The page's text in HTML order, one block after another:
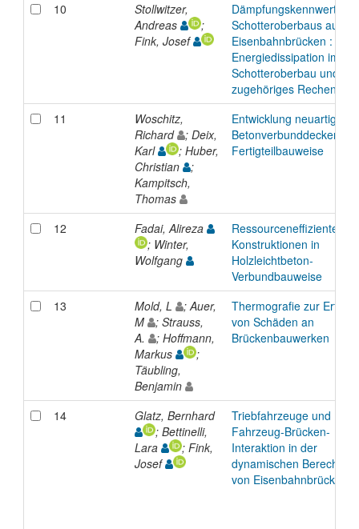
10
Stollwitzer,
Andreas
;
Fink, Josef
Dämpfungskennwerte
Schotteroberbaus auf
Eisenbahnbrücken : Teil
Energiedissipation im
Schotteroberbau und
zugehöriges
11
Woschitz,
Richard
; Deix,
Karl
; Huber,
Christian
;
Kampitsch,
Thomas
Entwicklung neuartiger
Betonverbunddecken in
Fertigteilbauweise
12
Fadai, Alireza
; Winter,
Wolfgang
Ressourceneffiziente
Konstruktionen in
Holzleichtbeton-
Verbundbauweise
13
Mold, L
; Auer,
M
; Strauss,
A.
; Hoffmann,
Markus
;
Täubling,
Benjamin
Thermografie zur
von Schäden an
Brückenbauwerken
14
Glatz, Bernhard
; Bettinelli,
Lara
; Fink,
Josef
Triebfahrzeuge und
Fahrzeug-Brücken-
Interaktion in der
dynamischen
von Eisenbahnbrücken